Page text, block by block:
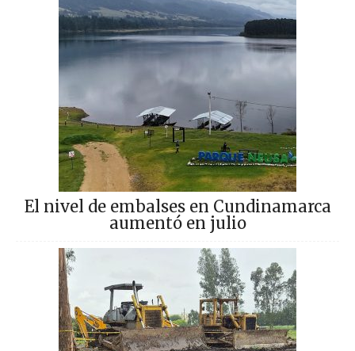
El nivel de embalses en Cundinamarca
aumentó en julio